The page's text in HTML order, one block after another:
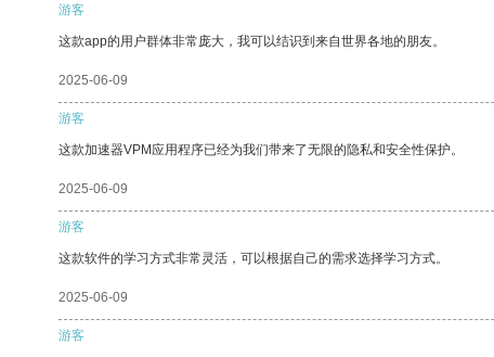
游客
这款app的用户群体非常庞大，我可以结识到来自世界各地的朋友。
2025-06-09
游客
这款加速器VPM应用程序已经为我们带来了无限的隐私和安全性保护。
2025-06-09
游客
这款软件的学习方式非常灵活，可以根据自己的需求选择学习方式。
2025-06-09
游客